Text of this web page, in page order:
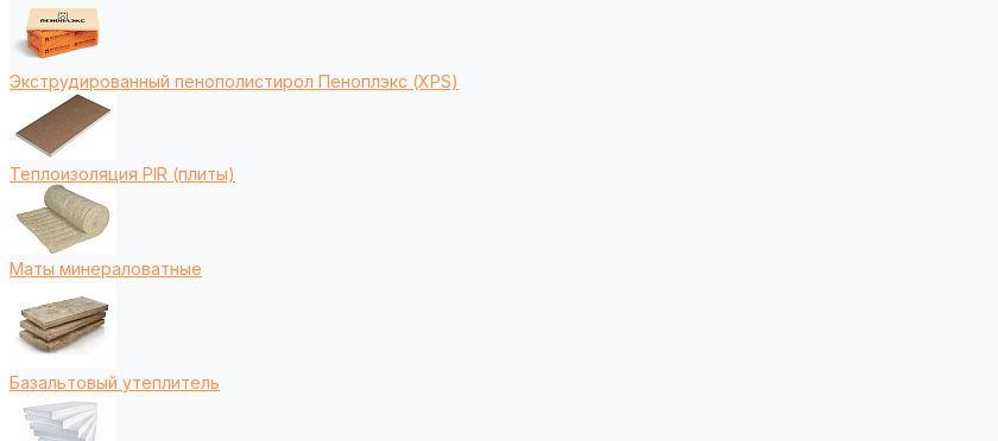
Экструдированный пенополистирол Пеноплэкс (XPS)
Теплоизоляция PIR (плиты)
Маты минераловатные
Базальтовый утеплитель